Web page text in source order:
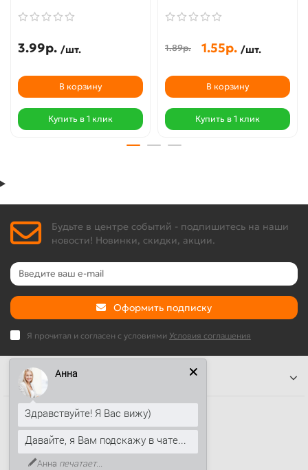
3.99р. /шт.
В корзину
Купить в 1 клик
1.89р. 1.55р. /шт.
В корзину
Купить в 1 клик
Будьте в центре событий - подпишитесь на наши
новости! Новинки, скидки, акции.
Оформить подписку
Я прочитал и согласен с условиями Условия соглашения
Информация
Наши контакты
+7 (812) 389-26-20
+7 (499) 444-14-71
Анна
Здравствуйте! Я Вас вижу)
Давайте, я Вам подскажу в чате...
Анна печатает...